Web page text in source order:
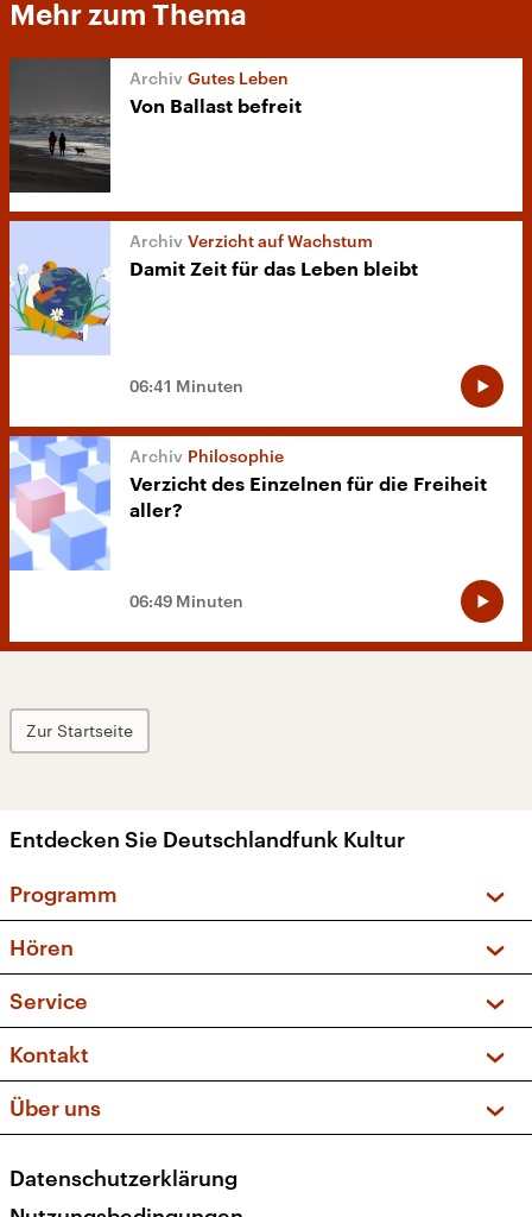
Mehr zum Thema
Gutes Leben
Von Ballast befreit
Verzicht auf Wachstum
Damit Zeit für das Leben bleibt
06:41 Minuten
Philosophie
Verzicht des Einzelnen für die Freiheit
aller?
06:49 Minuten
Zur Startseite
Entdecken Sie Deutschlandfunk Kultur
Programm
Sendungen und Podcasts
Musikliste
Kakadu – Das Kinderprogramm
Hören
Frequenzen (UKW + DAB+)
Service
FAQ
Apps
Newsletter
Veranstaltungen
Kontakt
Social Media
Über uns
Presse
Datenschutzerklärung